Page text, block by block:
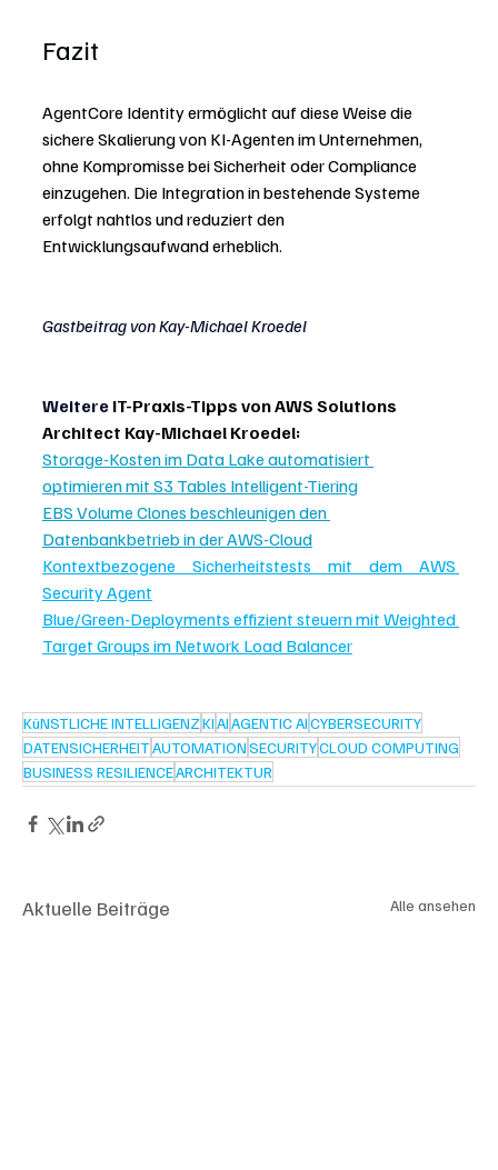
Fazit
AgentCore Identity ermöglicht auf diese Weise die
sichere Skalierung von KI-Agenten im Unternehmen,
ohne Kompromisse bei Sicherheit oder Compliance
einzugehen. Die Integration in bestehende Systeme
erfolgt nahtlos und reduziert den
Entwicklungsaufwand erheblich.
Gastbeitrag von Kay-Michael Kroedel
Weitere IT-Praxis-Tipps von AWS Solutions
Architect Kay-Michael Kroedel:
Storage-Kosten im Data Lake automatisiert
optimieren mit S3 Tables Intelligent-Tiering
EBS Volume Clones beschleunigen den
Datenbankbetrieb in der AWS-Cloud
Kontextbezogene Sicherheitstests mit dem AWS
Security Agent
Blue/Green-Deployments effizient steuern mit Weighted
Target Groups im Network Load Balancer
KüNSTLICHE INTELLIGENZKIAIAGENTIC AICYBERSECURITY
DATENSICHERHEITAUTOMATIONSECURITYCLOUD COMPUTING
BUSINESS RESILIENCEARCHITEKTUR
Aktuelle Beiträge Alle ansehen